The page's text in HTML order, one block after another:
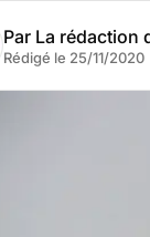
Par La rédaction
Rédigé le 25/11/2020